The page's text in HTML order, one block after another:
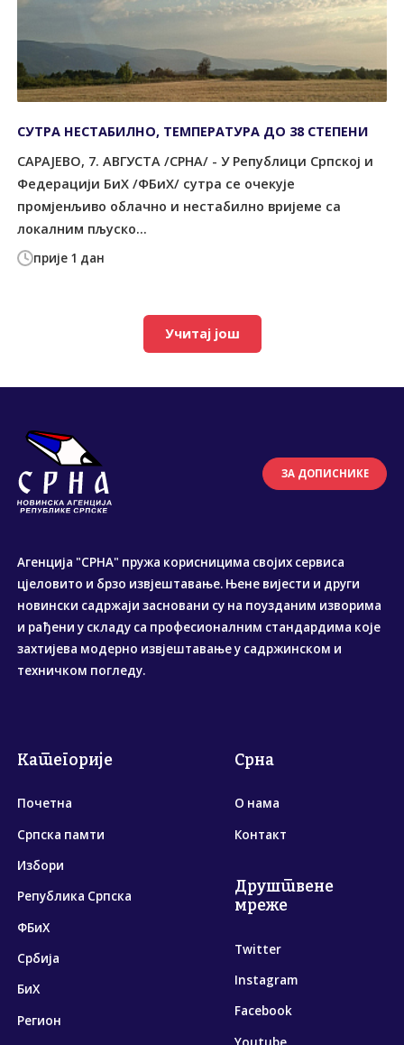
прије 1 дан
СУТРА НЕСТАБИЛНО, ТЕМПЕРАТУРА ДО 38 СТЕПЕНИ
САРАЈЕВО, 7. АВГУСТА /СРНА/ - У Републици Српској и
Федерацији БиХ /ФБиХ/ сутра се очекује
промјенљиво облачно и нестабилно вријеме са
локалним пљуско...
Учитај још
ЗА ДОПИСНИКЕ
Агенција "СРНА" пружа корисницима својих сервиса
цјеловито и брзо извјештавање. Њене вијести и други
новински садржаји засновани су на поузданим изворима
и рађени у складу са професионалним стандардима које
захтијева модерно извјештавање у садржинском и
техничком погледу.
Категорије
Почетна
Српска памти
Избори
Република Српска
ФБиХ
Србија
БиХ
Регион
Срна
О нама
Контакт
Друштвене
мреже
Twitter
Instagram
Facebook